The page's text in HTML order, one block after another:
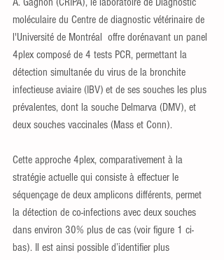
moléculaire du Centre de diagnostic vétérinaire de
l'Université de Montréal  offre dorénavant un panel
4plex composé de 4 tests PCR, permettant la
détection simultanée du virus de la bronchite
infectieuse aviaire (IBV) et de ses souches les plus
prévalentes, dont la souche Delmarva (DMV), et
deux souches vaccinales (Mass et Conn).
Cette approche 4plex, comparativement à la
stratégie actuelle qui consiste à effectuer le
séquençage de deux amplicons différents, permet
la détection de co-infections avec deux souches
dans environ 30% plus de cas (voir figure 1 ci-
bas). Il est ainsi possible d’identifier plus